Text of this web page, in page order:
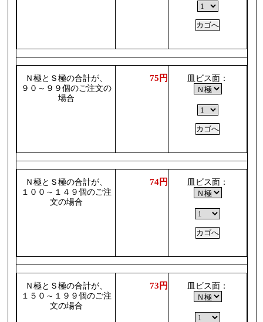
Ｎ極とＳ極の合計が、
９０～９９個のご注文の
場合
75円 皿ビス面：
Ｎ極とＳ極の合計が、
１００～１４９個のご注
文の場合
74円 皿ビス面：
Ｎ極とＳ極の合計が、
１５０～１９９個のご注
文の場合
73円 皿ビス面：